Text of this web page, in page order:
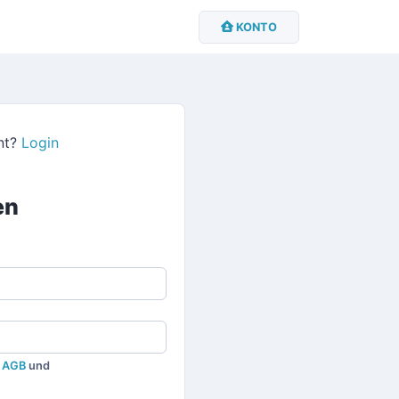
KONTO
Login
AGBund